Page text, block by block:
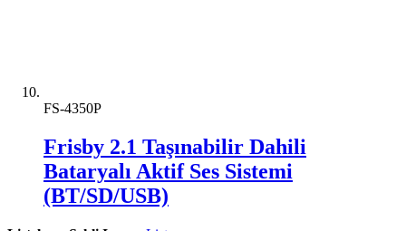
FS-4350P
Frisby 2.1 Taşınabilir Dahili
Bataryalı Aktif Ses Sistemi
(BT/SD/USB)